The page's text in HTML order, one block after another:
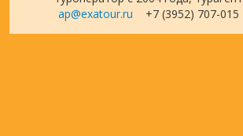
ap@exatour.ru +7 (3952) 707-015